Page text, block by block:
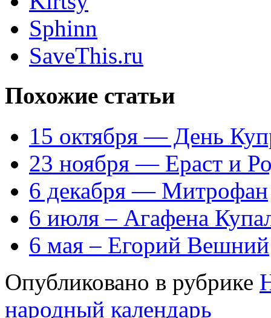
Sphinn
SaveThis.ru
Похожие статьи
15 октября — День
23 ноября — Ераст и
6 декабря — Митрофан
6 июля – Агафена
6 мая – Егорий Вешний
Опубликовано в рубрике
народный календарь